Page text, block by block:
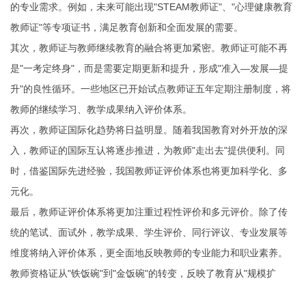
的专业需求。例如，未来可能出现"STEAM教师证"、"心理健康教育
教师证"等专项证书，满足教育创新和全面发展的需要。
其次，教师证与教师继续教育的融合将更加紧密。教师证可能不再
是"一考定终身"，而是需要定期更新和提升，形成"准入—发展—提
升"的良性循环。一些地区已开始试点教师证五年定期注册制度，将
教师的继续学习、教学成果纳入评价体系。
再次，教师证国际化趋势将日益明显。随着我国教育对外开放的深
入，教师证的国际互认将逐步推进，为教师"走出去"提供便利。同
时，借鉴国际先进经验，我国教师证评价体系也将更加科学化、多
元化。
最后，教师证评价体系将更加注重过程性评价和多元评价。除了传
统的笔试、面试外，教学成果、学生评价、同行评议、专业发展等
维度将纳入评价体系，更全面地反映教师的专业能力和职业素养。
教师资格证从"铁饭碗"到"金饭碗"的转变，反映了教育从"规模扩